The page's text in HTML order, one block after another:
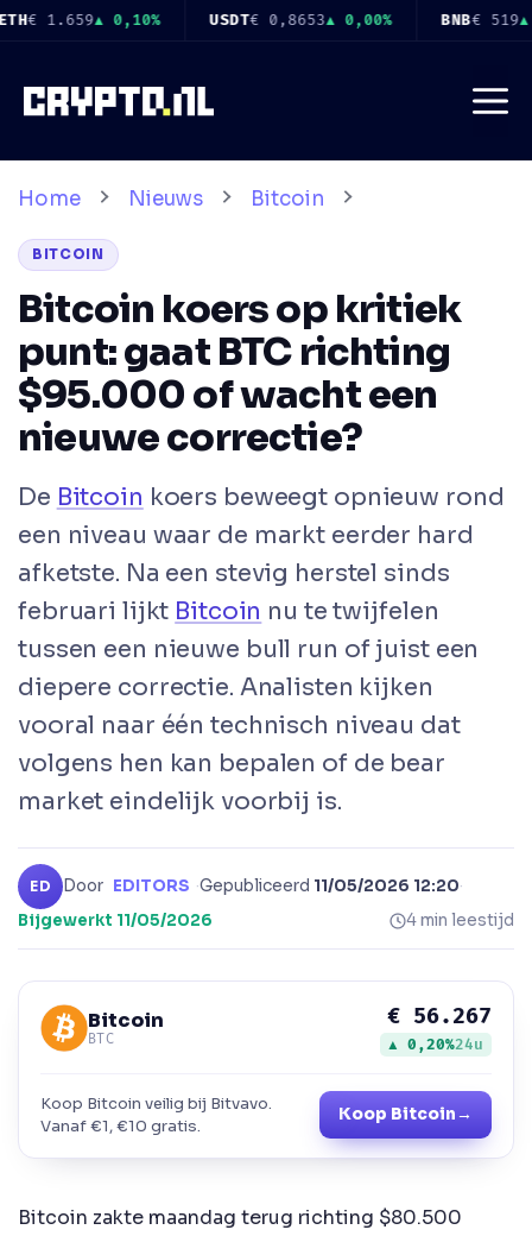
Ga
inhoud
▲ 0,00% BNB € 519▲ 1,30% USDC€ 0,8656▲ 0,00%
Home Nieuws Bitcoin
BITCOIN
Bitcoin koers op kritiek
punt: gaat BTC richting
$95.000 of wacht een
nieuwe correctie?
De Bitcoin koers beweegt opnieuw rond
een niveau waar de markt eerder hard
afketste. Na een stevig herstel sinds
februari lijkt Bitcoin nu te twijfelen
tussen een nieuwe bull run of juist een
diepere correctie. Analisten kijken
vooral naar één technisch niveau dat
volgens hen kan bepalen of de bear
market eindelijk voorbij is.
ED Door EDITORS ·Gepubliceerd 11/05/2026 12:20·
Bijgewerkt 11/05/2026 4 min leestijd
Bitcoin
BTC
€ 56.267
▲ 0,20%24u
Koop Bitcoin veilig bij Bitvavo.
Vanaf €1, €10 gratis.
Koop Bitcoin→
Bitcoin zakte maandag terug richting $80.500